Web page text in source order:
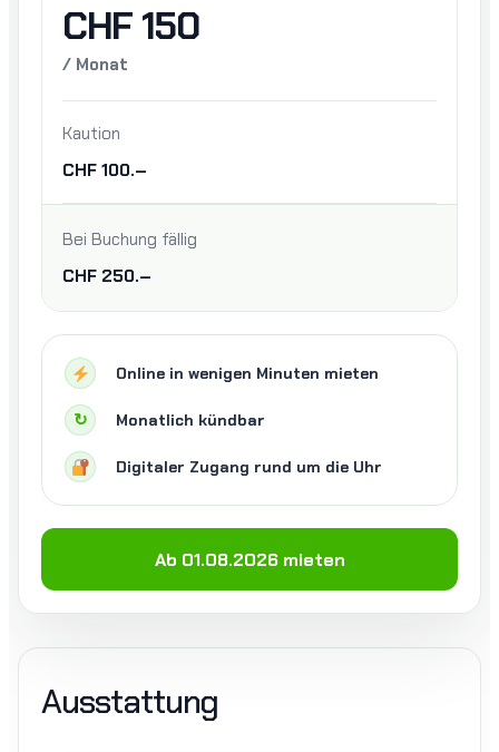
CHF 150
/ Monat
Kaution
CHF 100.–
Bei Buchung fällig
CHF 250.–
Online in wenigen Minuten mieten
↻ Monatlich kündbar
Digitaler Zugang rund um die Uhr
Ab 01.08.2026 mieten
Ausstattung